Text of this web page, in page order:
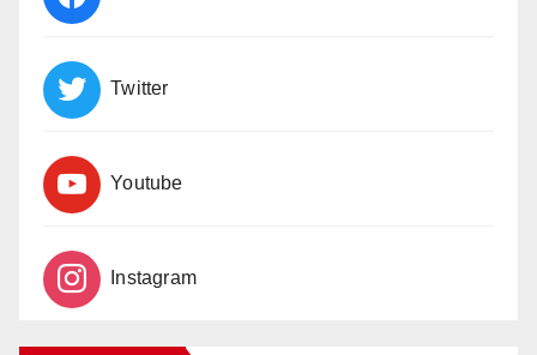
Twitter
Youtube
Instagram